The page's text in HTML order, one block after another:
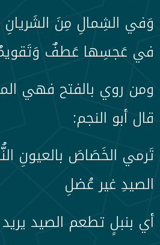
وَفي الشِمالِ مِنَ
في عَجسِها عَطفٌ
ومن روي بالفتح فهي
قال أبو النجم:
تَرمي الخَصَاصَ بالعيونِ
الصيدِ غير عُضلِ
أي بنبلٍ تطعم الصيد